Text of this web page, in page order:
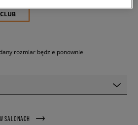
rozmiar będzie ponownie
SALONACH